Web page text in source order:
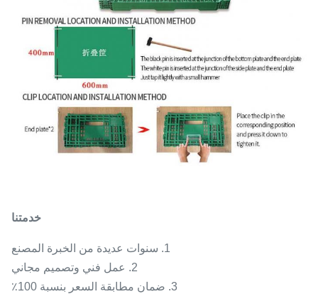
خدمتنا
1. سنوات عديدة من الخبرة المصنع
2. عمل فني وتصميم مجاني
3. ضمان مطابقة السعر بنسبة 100٪